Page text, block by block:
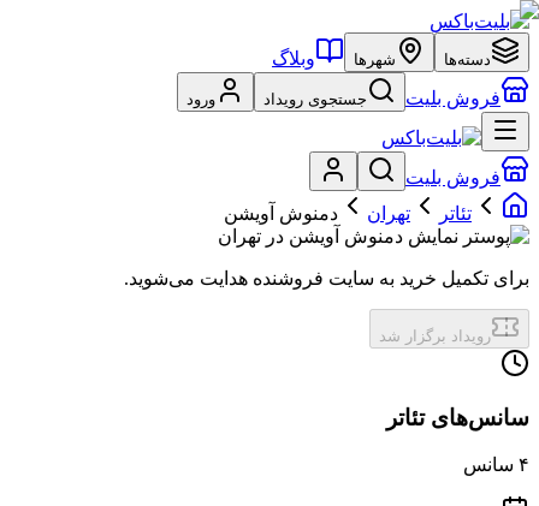
دسته‌ها شهرها
وبلاگ
فروش بلیت
جستجوی رویداد ورود
فروش بلیت
تئاتر
تهران دمنوش آویشن
برای تکمیل خرید به سایت فروشنده هدایت می‌شوید.
رویداد برگزار شد
سانس‌های تئاتر
۴ سانس